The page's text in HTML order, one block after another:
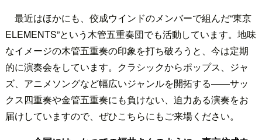
最近はほかにも、佼成ウインドのメンバーで組んだ“東京
ELEMENTS”という木管五重奏団でも活動しています。地味
なイメージの木管五重奏の印象を打ち破ろうと、今は定期
的に演奏会をしています。クラシックからポップス、ジャ
ズ、アニメソングなど幅広いジャンルを開拓する――サッ
クス四重奏や金管五重奏にも負けない、迫力ある演奏をお
届けしていますので、ぜひこちらにもご来場ください。